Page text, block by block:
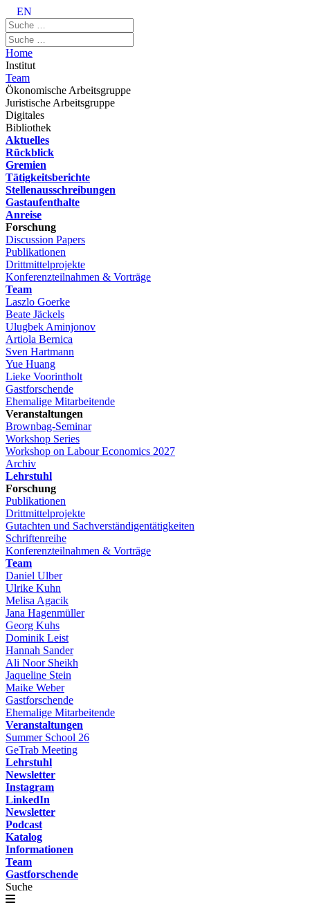
EN
Home
Institut
Team
Ökonomische Arbeitsgruppe
Juristische Arbeitsgruppe
Digitales
Bibliothek
Aktuelles
Rückblick
Gremien
Tätigkeitsberichte
Stellenausschreibungen
Gastaufenthalte
Anreise
Forschung
Discussion Papers
Publikationen
Drittmittelprojekte
Konferenzteilnahmen & Vorträge
Team
Laszlo Goerke
Beate Jäckels
Ulugbek Aminjonov
Artiola Bernica
Sven Hartmann
Yue Huang
Lieke Voorintholt
Gastforschende
Ehemalige Mitarbeitende
Veranstaltungen
Brownbag-Seminar
Workshop Series
Workshop on Labour Economics 2027
Archiv
Lehrstuhl
Forschung
Publikationen
Drittmittelprojekte
Gutachten und Sachverständigentätigkeiten
Schriftenreihe
Konferenzteilnahmen & Vorträge
Team
Daniel Ulber
Ulrike Kuhn
Melisa Agacik
Jana Hagenmüller
Georg Kuhs
Dominik Leist
Hannah Sander
Ali Noor Sheikh
Jaqueline Stein
Maike Weber
Gastforschende
Ehemalige Mitarbeitende
Veranstaltungen
Summer School 26
GeTrab Meeting
Lehrstuhl
Newsletter
Instagram
LinkedIn
Newsletter
Podcast
Katalog
Informationen
Team
Gastforschende
Suche